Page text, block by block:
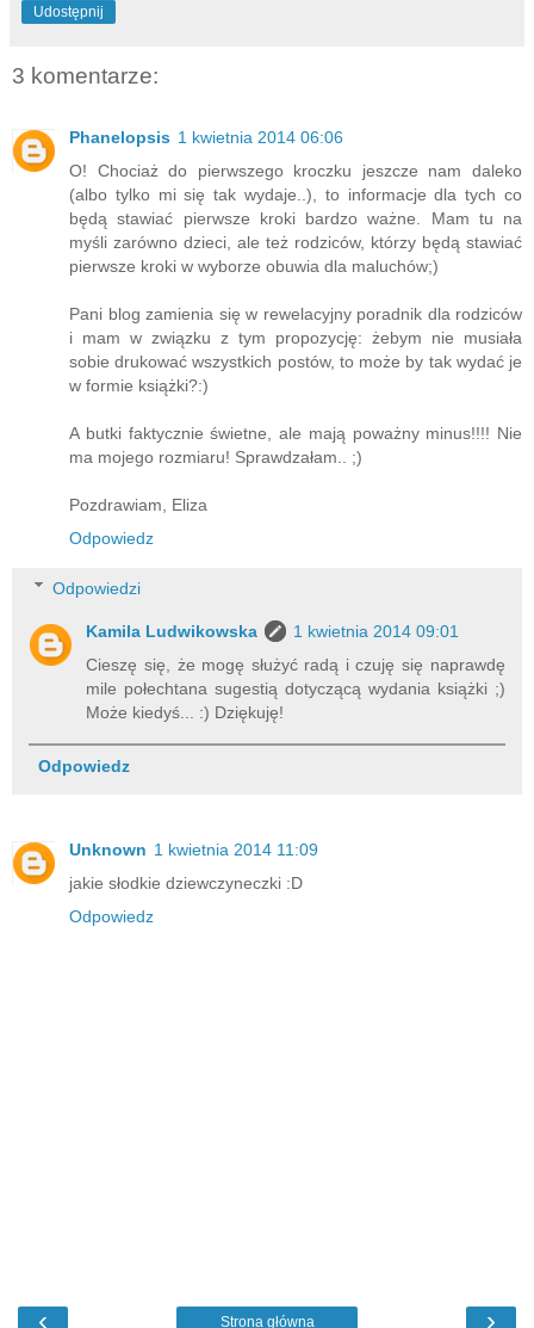
Udostępnij
3 komentarze:
Phanelopsis 1 kwietnia 2014 06:06
O! Chociaż do pierwszego kroczku jeszcze nam daleko
(albo tylko mi się tak wydaje..), to informacje dla tych co
będą stawiać pierwsze kroki bardzo ważne. Mam tu na
myśli zarówno dzieci, ale też rodziców, którzy będą stawiać
pierwsze kroki w wyborze obuwia dla maluchów;)
Pani blog zamienia się w rewelacyjny poradnik dla rodziców
i mam w związku z tym propozycję: żebym nie musiała
sobie drukować wszystkich postów, to może by tak wydać je
w formie książki?:)
A butki faktycznie świetne, ale mają poważny minus!!!! Nie
ma mojego rozmiaru! Sprawdzałam.. ;)
Pozdrawiam, Eliza
Odpowiedz
Odpowiedzi
Kamila Ludwikowska
1 kwietnia 2014 09:01
Cieszę się, że mogę służyć radą i czuję się naprawdę
mile połechtana sugestią dotyczącą wydania książki ;)
Może kiedyś... :) Dziękuję!
Odpowiedz
Unknown 1 kwietnia 2014 11:09
jakie słodkie dziewczyneczki :D
Odpowiedz
‹ ›
Strona główna